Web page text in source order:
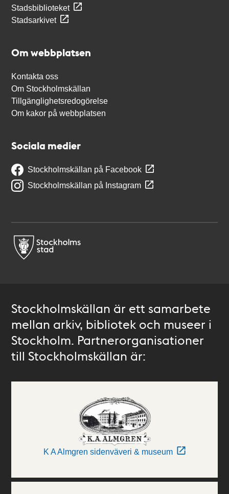
Stadsbiblioteket
Stadsarkivet
Om webbplatsen
Kontakta oss
Om Stockholmskällan
Tillgänglighetsredogörelse
Om kakor på webbplatsen
Sociala medier
Stockholmskällan på Facebook
Stockholmskällan på Instagram
Stockholmskällan är ett samarbete
mellan arkiv, bibliotek och museer i
Stockholm. Partnerorganisationer
till Stockholmskällan är:
K A Almgren sidenväveri & museum